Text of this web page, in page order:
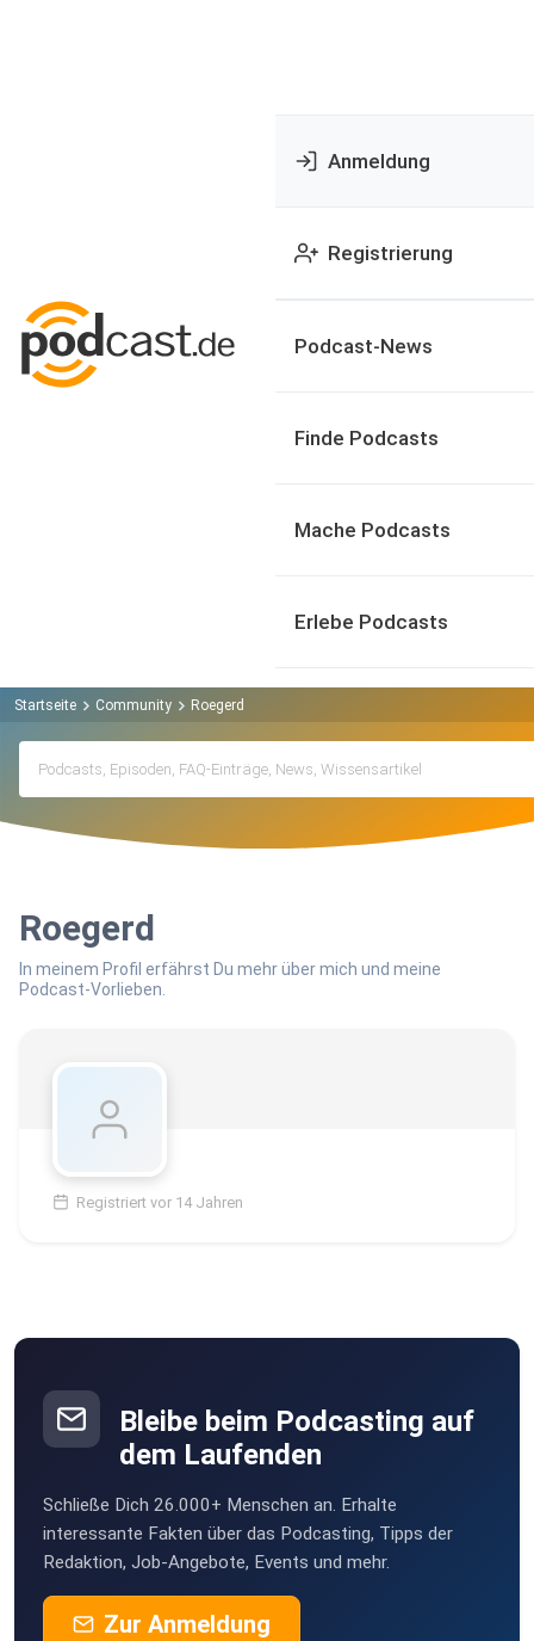
Anmeldung
Registrierung
Podcast-News
Finde Podcasts
Mache Podcasts
Erlebe Podcasts
Startseite Community Roegerd
Roegerd
In meinem Profil erfährst Du mehr über mich und meine
Podcast-Vorlieben.
Registriert vor 14 Jahren
Bleibe beim Podcasting auf
dem Laufenden
Schließe Dich 26.000+ Menschen an. Erhalte
interessante Fakten über das Podcasting, Tipps der
Redaktion, Job-Angebote, Events und mehr.
Zur Anmeldung